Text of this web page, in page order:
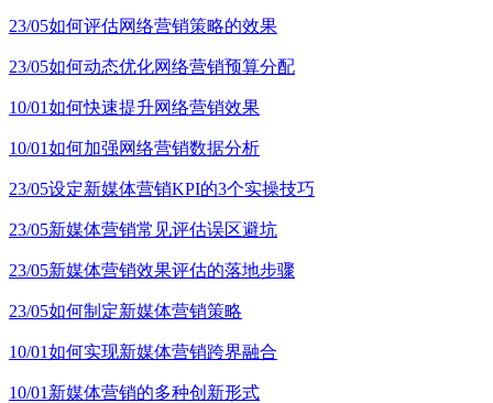
23/05如何评估网络营销策略的效果
23/05如何动态优化网络营销预算分配
10/01如何快速提升网络营销效果
10/01如何加强网络营销数据分析
23/05设定新媒体营销KPI的3个实操技巧
23/05新媒体营销常见评估误区避坑
23/05新媒体营销效果评估的落地步骤
23/05如何制定新媒体营销策略
10/01如何实现新媒体营销跨界融合
10/01 新媒体营销的多种创新形式